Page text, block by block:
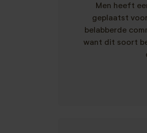
Men heeft
geplaatst
belabberde
want dit soort